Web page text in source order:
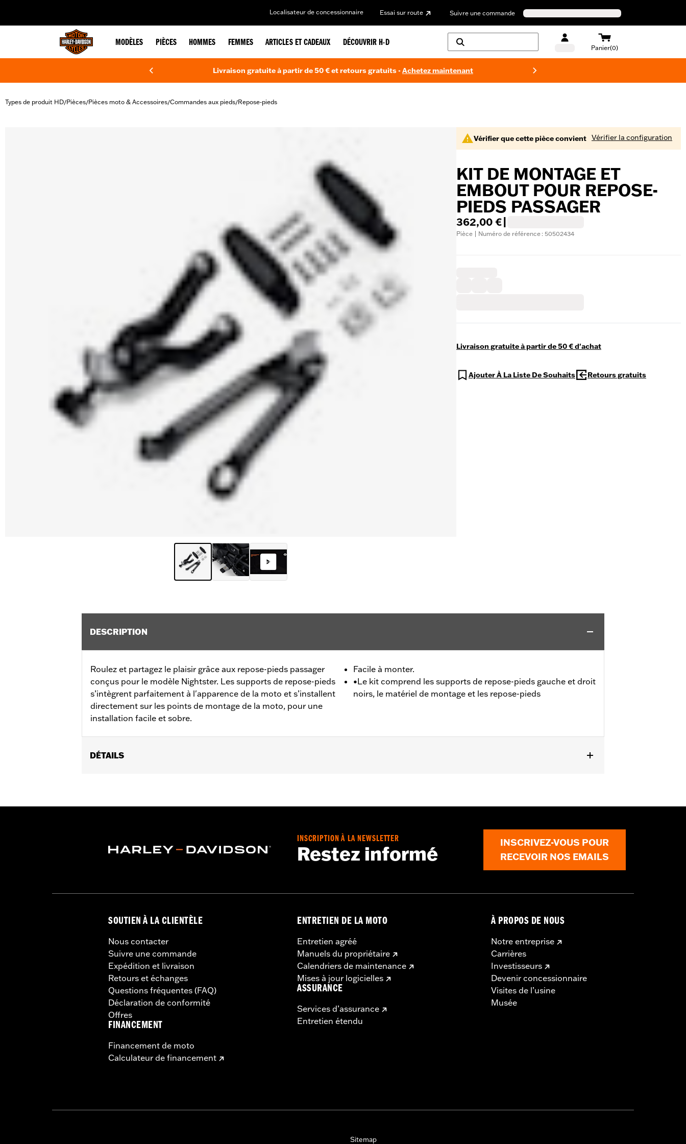
Localisateur de concessionnaire Essai sur route Suivre une commande
MODÈLES PIÈCES HOMMES FEMMES ARTICLES ET CADEAUX DÉCOUVRIR H-D
Panier(0)
Livraison gratuite à partir de 50 € et retours gratuits -Achetez maintenant
Types de produit HD/Pièces/Pièces moto & Accessoires/Commandes aux pieds/Repose-pieds
Vérifier que cette pièce convient Vérifier la configuration
KIT DE MONTAGE ET
EMBOUT POUR REPOSE-
PIEDS PASSAGER
362,00 €
Pièce | Numéro de référence : 50502434
Livraison gratuite à partir de 50 € d'achat
Ajouter À La Liste De Souhaits Retours gratuits
DESCRIPTION
Roulez et partagez le plaisir grâce aux repose-pieds passager
conçus pour le modèle Nightster. Les supports de repose-pieds
s’intègrent parfaitement à l'apparence de la moto et s’installent
directement sur les points de montage de la moto, pour une
installation facile et sobre.
Facile à monter.
•Le kit comprend les supports de repose-pieds gauche et droit
noirs, le matériel de montage et les repose-pieds
DÉTAILS
Vendu à l'unité:Paire
INSCRIPTION À LA NEWSLETTER
Restez informé
INSCRIVEZ-VOUS POUR
RECEVOIR NOS EMAILS
SOUTIEN À LA CLIENTÈLE
Nous contacter
Suivre une commande
Expédition et livraison
Retours et échanges
Questions fréquentes (FAQ)
Déclaration de conformité
Offres
FINANCEMENT
Financement de moto
Calculateur de financement
ENTRETIEN DE LA MOTO
Entretien agréé
Manuels du propriétaire
Calendriers de maintenance
Mises à jour logicielles
ASSURANCE
Services d’assurance
Entretien étendu
À PROPOS DE NOUS
Notre entreprise
Carrières
Investisseurs
Devenir concessionnaire
Visites de l’usine
Musée
Sitemap